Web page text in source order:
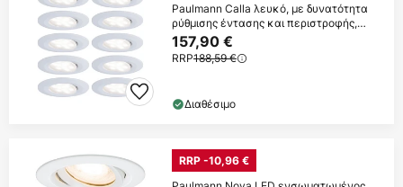
Paulmann Calla λευκό, με δυνατότητα
ρύθμισης έντασης και περιστροφής,
4.000 K,
157,90 €
RRP188,59 €
Διαθέσιμο
RRP -10,96 €